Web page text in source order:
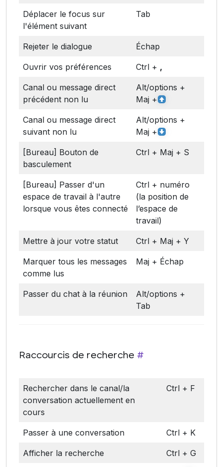
Déplacer le focus sur
l'élément suivant
Tab
Rejeter le dialogue Échap
Ouvrir vos préférences Ctrl + ,
Canal ou message direct
précédent non lu
Alt/options +
Maj +
Canal ou message direct
suivant non lu
Alt/options +
Maj +
[Bureau] Bouton de
basculement
Ctrl + Maj + S
[Bureau] Passer d'un
espace de travail à l'autre
lorsque vous êtes connecté
Ctrl + numéro
(la position de
l’espace de
travail)
Mettre à jour votre statut Ctrl + Maj + Y
Marquer tous les messages
comme lus
Maj + Échap
Passer du chat à la réunion
Alt/options +
Tab
Raccourcis de recherche #
Rechercher dans le canal/la
conversation actuellement en
cours
Ctrl + F
Passer à une conversation Ctrl + K
Afficher la recherche Ctrl + G